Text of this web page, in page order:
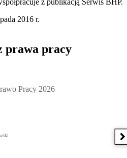
z publikacją Serwis BHP.
2016 r.
prawa pracy
2026, Kazimierz Jaśkowski -
Pracy 2026